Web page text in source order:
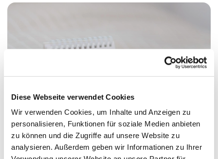
Diese Webseite verwendet Cookies
Wir verwenden Cookies, um Inhalte und Anzeigen zu
personalisieren, Funktionen für soziale Medien anbieten
zu können und die Zugriffe auf unsere Website zu
analysieren. Außerdem geben wir Informationen zu Ihrer